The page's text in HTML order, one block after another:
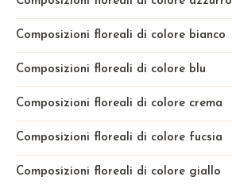
Composizioni floreali di colore bianco
Composizioni floreali di colore blu
Composizioni floreali di colore crema
Composizioni floreali di colore fucsia
Composizioni floreali di colore giallo